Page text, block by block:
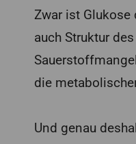
Zwar ist Glukose
auch Struktur
die
Und genau